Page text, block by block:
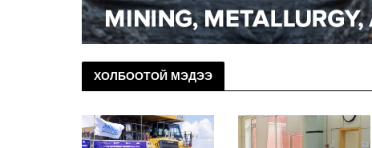
ХОЛБООТОЙ МЭДЭЭ